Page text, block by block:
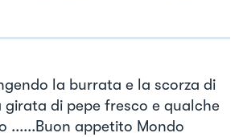
la burrata e la scorza di
girata di pepe fresco e qualche
......Buon appetito Mondo